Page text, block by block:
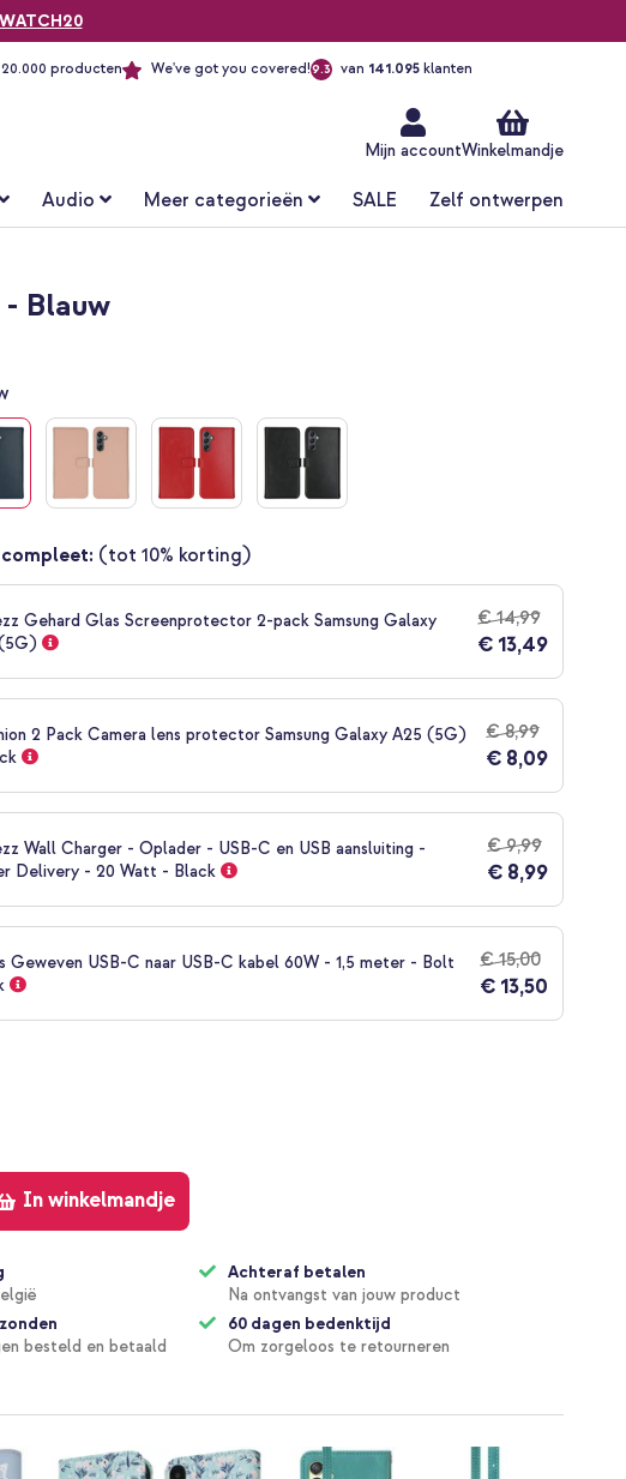
producten We've got you covered!9.3 van 141.095klanten
Mijn accountWinkelmandje
Audio Meer categorieën SALE Zelf ontwerpen
Blauw
(tot 10% korting)
Gehard Glas Screenprotector 2-pack Samsung Galaxy
€ 14,99
€ 13,49
2 Pack Camera lens protector Samsung Galaxy A25 (5G)
€ 8,99
€ 8,09
Wall Charger - Oplader - USB-C en USB aansluiting -
Delivery - 20 Watt - Black
€ 9,99
€ 8,99
Geweven USB-C naar USB-C kabel 60W - 1,5 meter - Bolt
€ 15,00
€ 13,50
In winkelmandje
besteld en betaald
Achteraf betalen
Na ontvangst van jouw product
60 dagen bedenktijd
Om zorgeloos te retourneren